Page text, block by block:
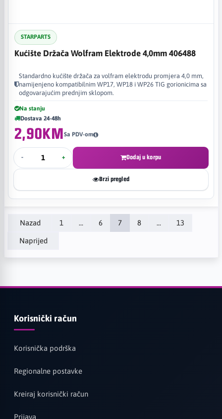
STARPARTS
Kućište Držača Wolfram Elektrode 4,0mm 406488
Standardno kućište držača za volfram elektrodu promjera 4,0 mm,
namijenjeno kompatibilnim WP17, WP18 i WP26 TIG gorionicima sa
odgovarajućim prednjim sklopom.
Na stanju
Dostava 24-48h
2,90KMSa PDV-om
- + Dodaj u korpu
Brzi pregled
Nazad 1 ... 6 7 8 ... 13
Naprijed
Korisnički račun
Korisnička podrška
Regionalne postavke
Kreiraj korisnički račun
Prijava